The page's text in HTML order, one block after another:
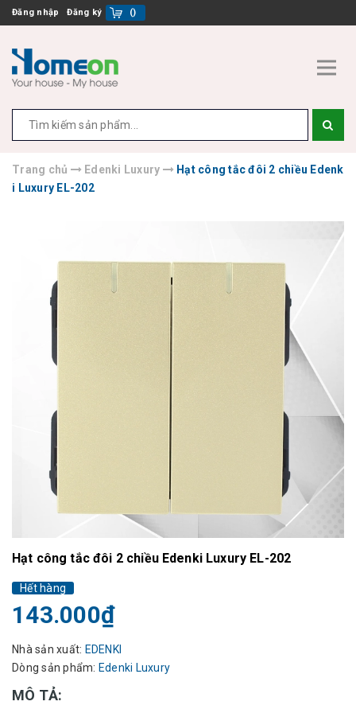
Đăng nhập Đăng ký ()
Trang chủ Edenki Luxury
Hạt công tắc đôi 2 chiều Edenk
i Luxury EL-202
Hạt công tắc đôi 2 chiều Edenki Luxury EL-202
Hết hàng
143.000₫
Nhà sản xuất: EDENKI
Dòng sản phẩm: Edenki Luxury
MÔ TẢ: